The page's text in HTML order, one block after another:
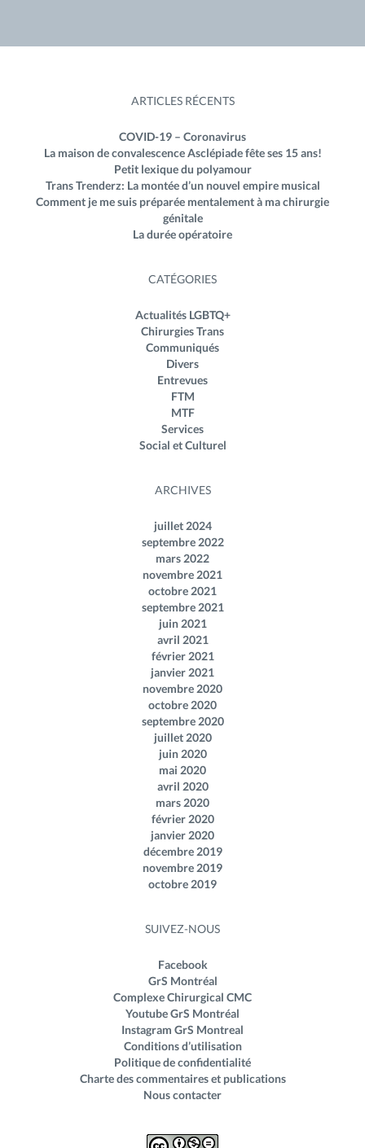
ARTICLES RÉCENTS
COVID-19 – Coronavirus
La maison de convalescence Asclépiade fête ses 15 ans!
Petit lexique du polyamour
Trans Trenderz: La montée d’un nouvel empire musical
Comment je me suis préparée mentalement à ma chirurgie
génitale
La durée opératoire
CATÉGORIES
Actualités LGBTQ+
Chirurgies Trans
Communiqués
Divers
Entrevues
FTM
MTF
Services
Social et Culturel
ARCHIVES
juillet 2024
septembre 2022
mars 2022
novembre 2021
octobre 2021
septembre 2021
juin 2021
avril 2021
février 2021
janvier 2021
novembre 2020
octobre 2020
septembre 2020
juillet 2020
juin 2020
mai 2020
avril 2020
mars 2020
février 2020
janvier 2020
décembre 2019
novembre 2019
octobre 2019
SUIVEZ-NOUS
Facebook
GrS Montréal
Complexe Chirurgical CMC
Youtube GrS Montréal
Instagram GrS Montreal
Conditions d’utilisation
Politique de confidentialité
Charte des commentaires et publications
Nous contacter